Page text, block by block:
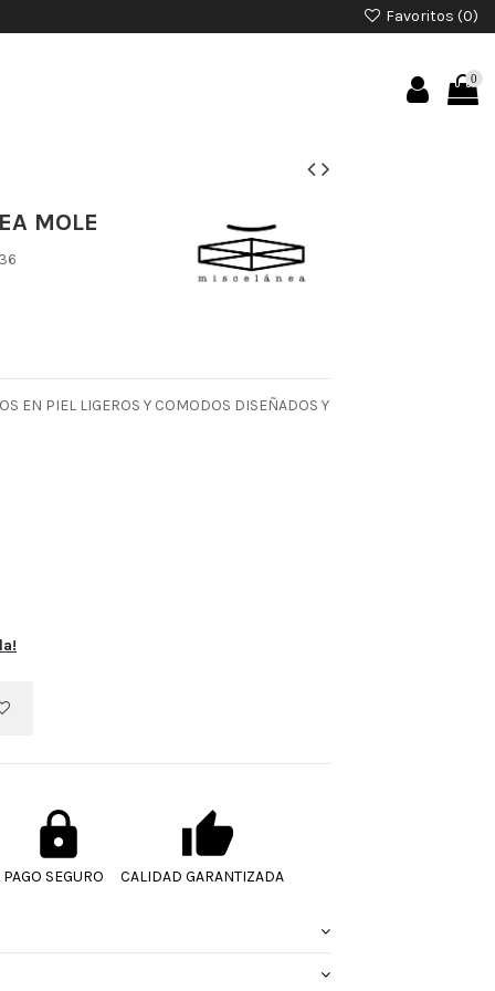
Favoritos (0)
0
MOLE
EN PIEL LIGEROS Y COMODOS DISEÑADOS Y
PAGO SEGURO CALIDAD GARANTIZADA